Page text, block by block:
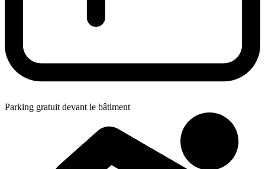
Parking gratuit devant le bâtiment